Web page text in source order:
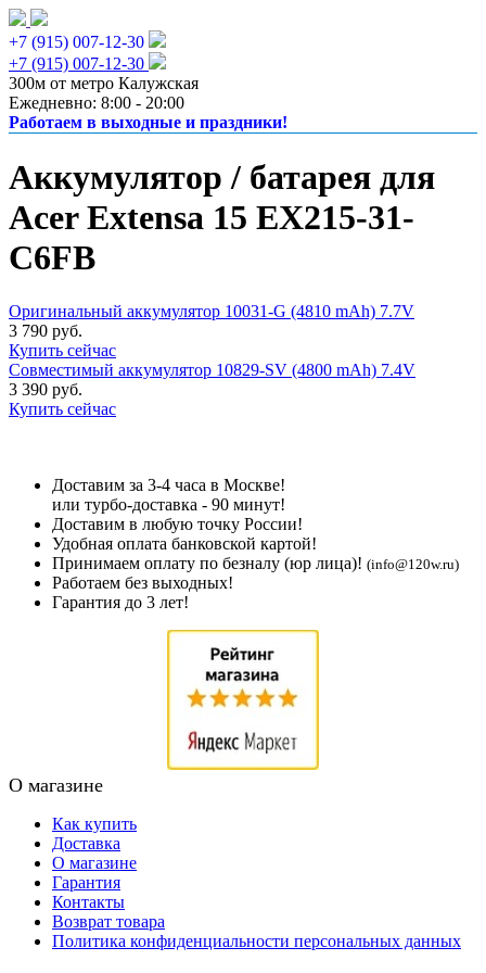
+7 (915) 007-12-30
+7 (915) 007-12-30
300м от метро Калужская
Ежедневно: 8:00 - 20:00
Работаем в выходные и праздники!
Аккумулятор / батарея для
Acer Extensa 15 EX215-31-
C6FB
Оригинальный аккумулятор 10031-G (4810 mAh) 7.7V
3 790 руб.
Купить сейчас
Совместимый аккумулятор 10829-SV (4800 mAh) 7.4V
3 390 руб.
Купить сейчас
Доставим за 3-4 часа в Москве!
или турбо-доставка - 90 минут!
Доставим в любую точку России!
Удобная оплата банковской картой!
Принимаем оплату по безналу (юр лица)! (info@120w.ru)
Работаем без выходных!
Гарантия до 3 лет!
О магазине
Как купить
Доставка
О магазине
Гарантия
Контакты
Возврат товара
Политика конфиденциальности персональных данных